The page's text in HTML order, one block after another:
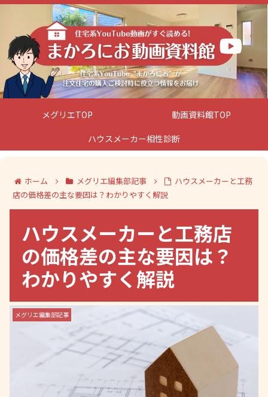
メグリエTOP
動画資料館TOP
ハウスメーカー相性診断
ホーム メグリエ編集部記事
ハウスメーカーと工務
店の価格差の主な要因は？わかりやすく解説
ハウスメーカーと工務店
の価格差の主な要因は？
わかりやすく解説
メグリエ編集部記事